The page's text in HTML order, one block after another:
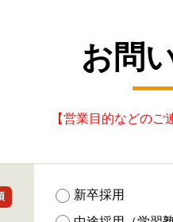
お問
【営業目的などのご
新卒採用